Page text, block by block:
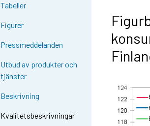
Tabeller
Figurer
Pressmeddelanden
Utbud av produkter och
tjänster
Beskrivning
Kvalitetsbeskrivningar